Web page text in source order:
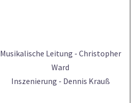
Musikalische Leitung - Christopher
Ward
Inszenierung - Dennis Krauß